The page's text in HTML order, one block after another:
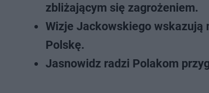
zbliżającym się zagrożeniem.
Wizje Jackowskiego wskazują
Polskę.
Jasnowidz radzi Polakom